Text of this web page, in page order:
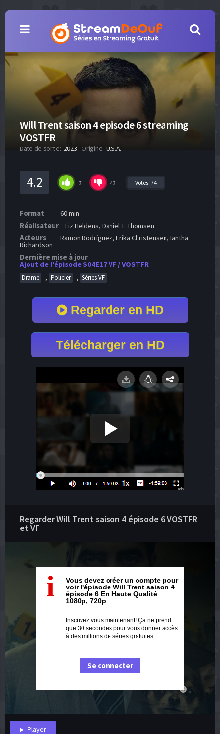
Will Trent saison 4 episode 6 streaming
VOSTFR
Date de sortie: 2023 Origine U.S.A.
4.2 31 43 Votes: 74
Format 60 min
Réalisateur Liz Heldens, Daniel T. Thomsen
Acteurs
Richardson
Dernière mise à jour
Ajout de l'épisode S04E17 VF / VOSTFR
Drame , Policier , Séries VF
Regarder en HD
Télécharger en HD
ads
Regarder Will Trent saison 4 épisode 6 VOSTFR
et VF
close
i
Vous devez créer un compte pour
voir l'épisode Will Trent saison 4
épisode 6 En Haute Qualité
1080p, 720p
Inscrivez vous maintenant! Ça ne prend
que 30 secondes pour vous donner accès
à des millions de séries gratuites.
Se connecter
Player